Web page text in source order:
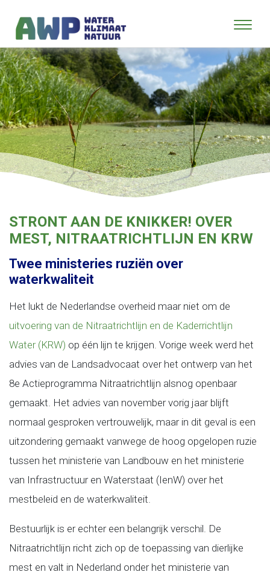
STRONT AAN DE KNIKKER! OVER
MEST, NITRAATRICHTLIJN EN KRW
Twee ministeries ruziën over
waterkwaliteit
Het lukt de Nederlandse overheid maar niet om de
uitvoering van de Nitraatrichtlijn en de Kaderrichtlijn
Water (KRW) op één lijn te krijgen. Vorige week werd het
advies van de Landsadvocaat over het ontwerp van het
8e Actieprogramma Nitraatrichtlijn alsnog openbaar
gemaakt. Het advies van november vorig jaar blijft
normaal gesproken vertrouwelijk, maar in dit geval is een
uitzondering gemaakt vanwege de hoog opgelopen ruzie
tussen het ministerie van Landbouw en het ministerie
van Infrastructuur en Waterstaat (IenW) over het
mestbeleid en de waterkwaliteit.
Bestuurlijk is er echter een belangrijk verschil. De
Nitraatrichtlijn richt zich op de toepassing van dierlijke
mest en valt in Nederland onder het ministerie van